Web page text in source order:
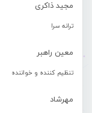
مجید ذاکری
ترانه سرا
معین راهبر
تنظیم کننده و خواننده
مهرشاد